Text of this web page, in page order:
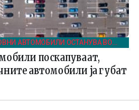
АВТОМОБИЛИ ОСТАНУВА ВО
КВАРТАЛ НА 2025
поскапуваат,
автомобили ја губат